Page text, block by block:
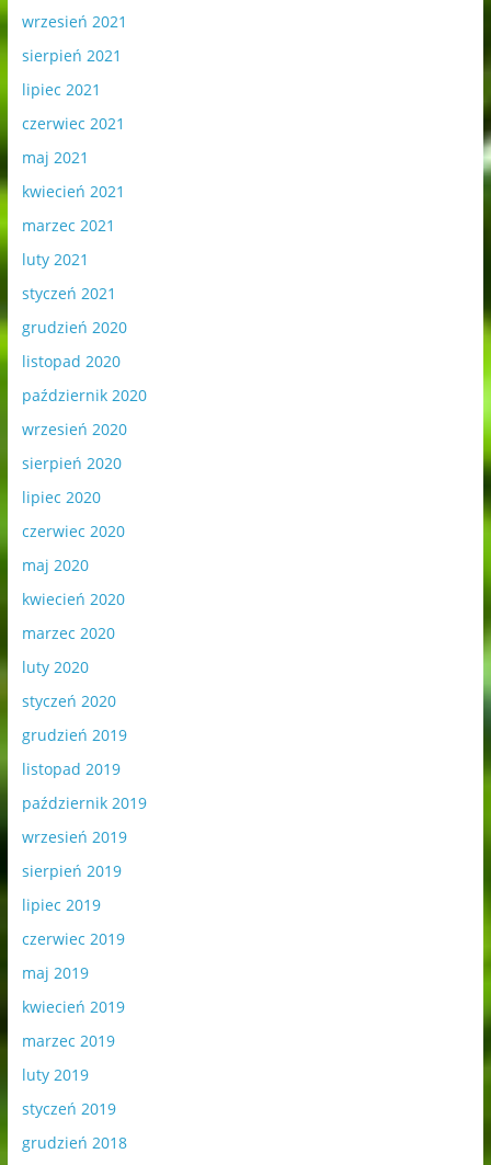
wrzesień 2021
sierpień 2021
lipiec 2021
czerwiec 2021
maj 2021
kwiecień 2021
marzec 2021
luty 2021
styczeń 2021
grudzień 2020
listopad 2020
październik 2020
wrzesień 2020
sierpień 2020
lipiec 2020
czerwiec 2020
maj 2020
kwiecień 2020
marzec 2020
luty 2020
styczeń 2020
grudzień 2019
listopad 2019
październik 2019
wrzesień 2019
sierpień 2019
lipiec 2019
czerwiec 2019
maj 2019
kwiecień 2019
marzec 2019
luty 2019
styczeń 2019
grudzień 2018